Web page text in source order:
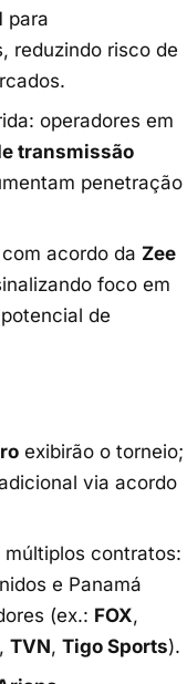
para
reduzindo risco de
operadores em
transmissão
penetração
acordo da Zee
foco em
de
exibirão o torneio;
via acordo
contratos:
e Panamá
(ex.: FOX,
,TVN,Tigo Sports).